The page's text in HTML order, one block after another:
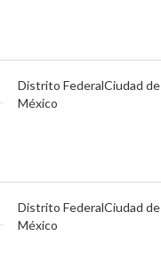
Distrito FederalCiudad de
México
Distrito FederalCiudad de
México